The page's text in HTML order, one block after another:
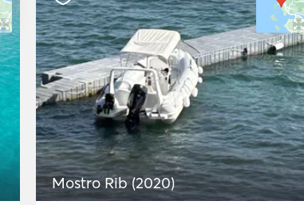
Mostro Rib (2020)